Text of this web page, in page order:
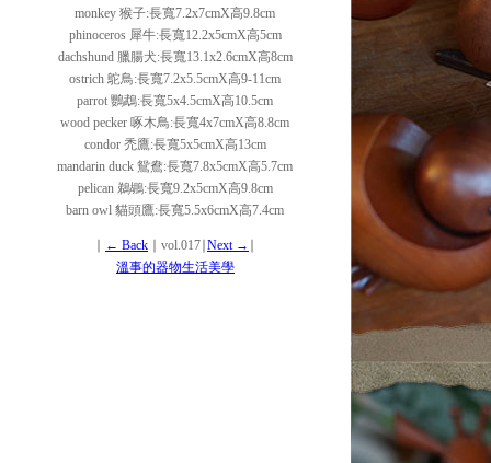
monkey 猴子:長寬7.2x7cmX高9.8cm
phinoceros 犀牛:長寬12.2x5cmX高5cm
dachshund 臘腸犬:長寬13.1x2.6cmX高8cm
ostrich 鴕鳥:長寬7.2x5.5cmX高9-11cm
parrot 鸚鵡:長寬5x4.5cmX高10.5cm
wood pecker 啄木鳥:長寬4x7cmX高8.8cm
condor 禿鷹:長寬5x5cmX高13cm
mandarin duck 鴛鴦:長寬7.8x5cmX高5.7cm
pelican 鵜鶘:長寬9.2x5cmX高9.8cm
barn owl 貓頭鷹:長寬5.5x6cmX高7.4cm
← Back ∣ vol.017∣ Next →
溫事的器物生活美學